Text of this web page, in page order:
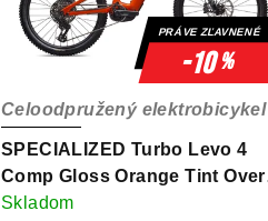
PRÁVE ZĽAVNENÉ
-10%
SPECIALIZED Turbo Levo 4
Comp Gloss Orange Tint Over
Silver Dust/Dark Navy
Celoodpružený elektrobicykel
Skladom